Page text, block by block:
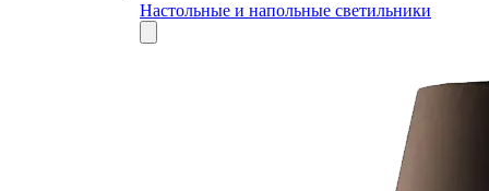
Настольные и напольные светильники